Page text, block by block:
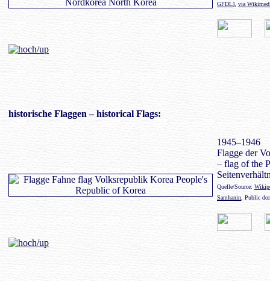
GFDL], via
historische Flaggen – historical Flags:
1945–1946
Flagge der
– flag of the
Quelle/Source:
Samhanin , Public